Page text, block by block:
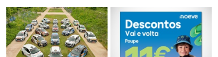
presença nacional ao lado
da mítica prova de ciclismo
e leva a sua gama SUV
multi-energia às estradas
de Portugal
Portugal Karting e mira boa
estreia - O Campeonato
Portugal Karting 2026
decorre entre 1 de Março e
6 de Setembro